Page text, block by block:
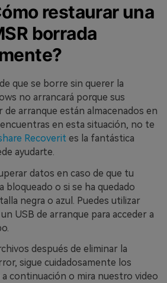
restaurar una
borrada
que se borre sin querer la
no arrancará porque sus
de arranque están almacenados en
en esta situación, no te
Recoverit es la fantástica
ayudarte.
datos en caso de que tu
bloqueado o si se ha quedado
negra o azul. Puedes utilizar
USB de arranque para acceder a
después de eliminar la
sigue cuidadosamente los
a continuación o mira nuestro video